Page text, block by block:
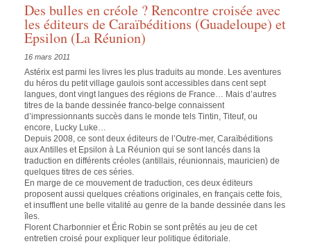
Des bulles en créole ? Rencontre croisée avec
les éditeurs de Caraïbéditions (Guadeloupe) et
Epsilon (La Réunion)
16 mars 2011
Astérix est parmi les livres les plus traduits au monde. Les aventures
du héros du petit village gaulois sont accessibles dans cent sept
langues, dont vingt langues des régions de France… Mais d’autres
titres de la bande dessinée franco-belge connaissent
d’impressionnants succès dans le monde tels Tintin Titeuf, ou
encore, Lucky Luke
Depuis 2008, ce sont deux éditeurs de l’Outre-mer, Caraïbéditions
aux Antilles et Epsilon à La Réunion qui se sont lancés dans la
traduction en différents créoles (antillais, réunionnais, mauricien) de
quelques titres de ces séries.
En marge de ce mouvement de traduction, ces deux éditeurs
proposent aussi quelques créations originales, en français cette fois,
et insufflent une belle vitalité au genre de la bande dessinée dans les
îles.
Florent Charbonnier et Éric Robin se sont prêtés au jeu de cet
entretien croisé pour expliquer leur politique éditoriale.